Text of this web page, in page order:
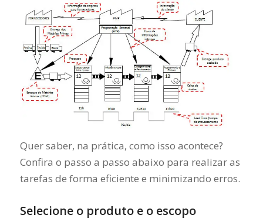
Quer saber, na prática, como isso acontece?
Confira o passo a passo abaixo para realizar as
tarefas de forma eficiente e minimizando erros.
Selecione o produto e o escopo